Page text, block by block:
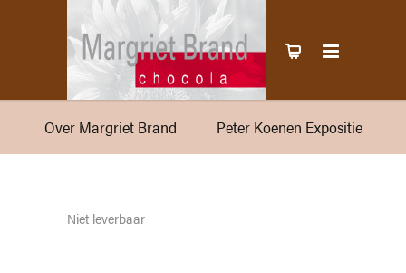
Over Margriet Brand Peter Koenen Expositie
Niet leverbaar